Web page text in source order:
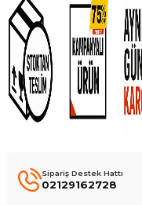
Sipariş Destek Hattı
02129162728